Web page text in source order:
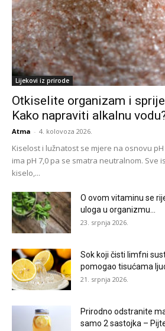
Lijekovi iz prirode
Otkiselite organizam i
Kako napraviti alkalnu
Atma - 4. kolovoza 2026.
Kiselost i lužnatost se mjere na osnovu
ima pH 7,0 pa se smatra neutralnom. Sve
kiselo,...
O ovom vitaminu se
uloga u organizmu...
23. srpnja 2026.
Sok koji čisti limfni
pomogao tisućama
21. srpnja 2026.
Prirodno odstranite
samo 2 sastojka –